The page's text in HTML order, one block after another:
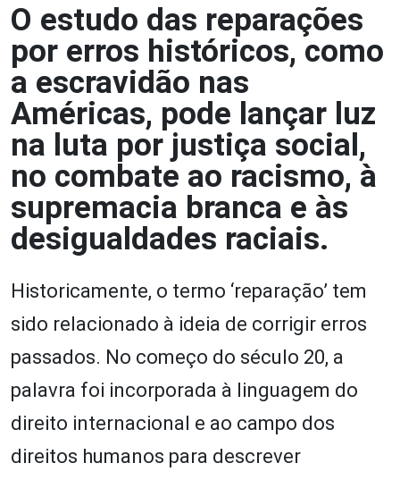
O estudo das reparações
por erros históricos, como
a escravidão nas
Américas, pode lançar luz
na luta por justiça social,
no combate ao racismo, à
supremacia branca e às
desigualdades raciais.
Historicamente, o termo ‘reparação’ tem
sido relacionado à ideia de corrigir erros
passados. No começo do século 20, a
palavra foi incorporada à linguagem do
direito internacional e ao campo dos
direitos humanos para descrever